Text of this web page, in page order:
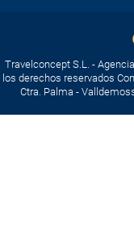
Travelconcept S.L. -
los derechos reservados
Ctra. Palma -